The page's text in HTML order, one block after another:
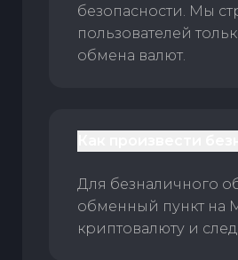
безопасности. Мы
пользователей
обмена валют.
Для безналичного
обменный пункт на
криптовалюту и